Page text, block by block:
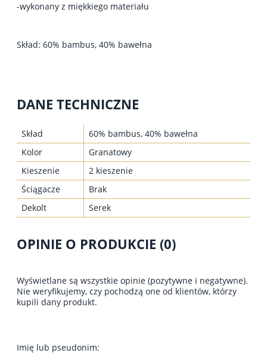
-wykonany z miękkiego materiału
Skład: 60% bambus, 40% bawełna
DANE TECHNICZNE
Skład
60% bambus, 40% bawełna
Kolor
Granatowy
Kieszenie
2 kieszenie
Ściągacze
Brak
Dekolt
Serek
OPINIE O PRODUKCIE (0)
Wyświetlane są wszystkie opinie (pozytywne i negatywne).
Nie weryfikujemy, czy pochodzą one od klientów, którzy
kupili dany produkt.
Imię lub pseudonim: